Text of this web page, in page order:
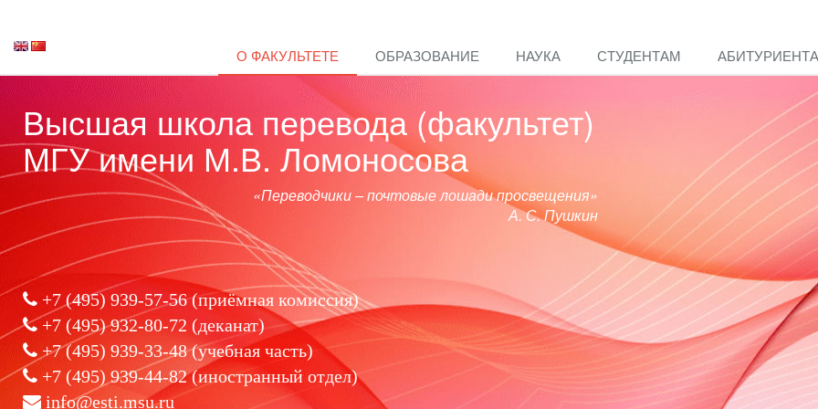
О ФАКУЛЬТЕТЕ ОБРАЗОВАНИЕ НАУКА СТУДЕНТАМ
Высшая школа перевода (факультет)
МГУ имени М.В. Ломоносова
«Переводчики – почтовые лошади просвещения»
А. С. Пушкин
+7 (495) 939-57-56(приёмная комиссия)
+7 (495) 932-80-72 (деканат)
+7 (495) 939-33-48 (учебная часть)
+7 (495) 939-44-82 (иностранный отдел)
info@esti.msu.ru